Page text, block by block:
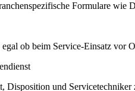
Formulare
ob beim Service-Einsatz
Disposition und